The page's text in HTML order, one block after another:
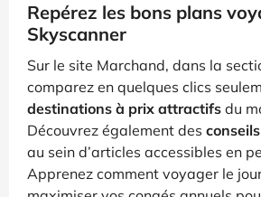
Repérez les bons plans
Skyscanner
Sur le site Marchand, dans la
comparez en quelques clics
destinations à prix attractifs du
Découvrez également des
au sein d’articles accessibles en
Apprenez comment voyager le